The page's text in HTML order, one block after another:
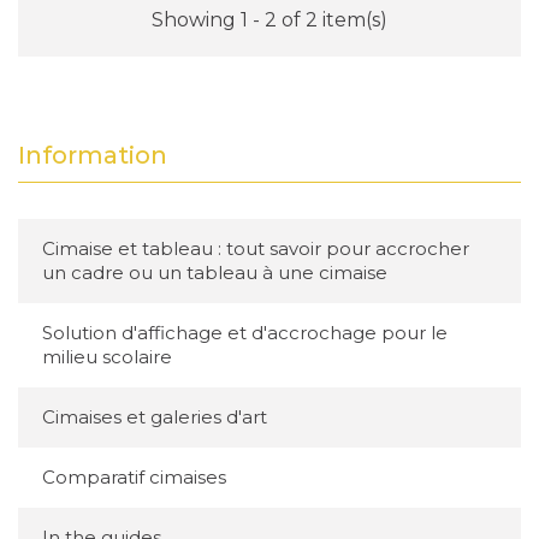
Information
Cimaise et tableau : tout savoir pour accrocher
un cadre ou un tableau à une cimaise
Solution d'affichage et d'accrochage pour le
milieu scolaire
Cimaises et galeries d'art
Comparatif cimaises
Showing 1 - 2 of 2 item(s)